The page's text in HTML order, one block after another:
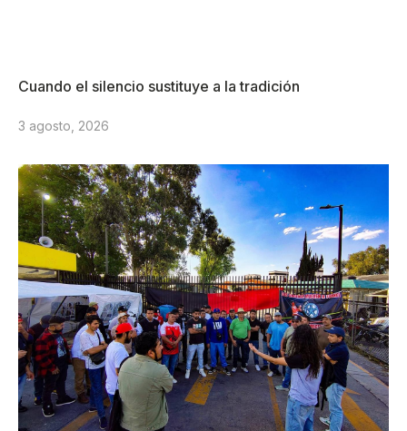
Cuando el silencio sustituye a la tradición
3 agosto, 2026